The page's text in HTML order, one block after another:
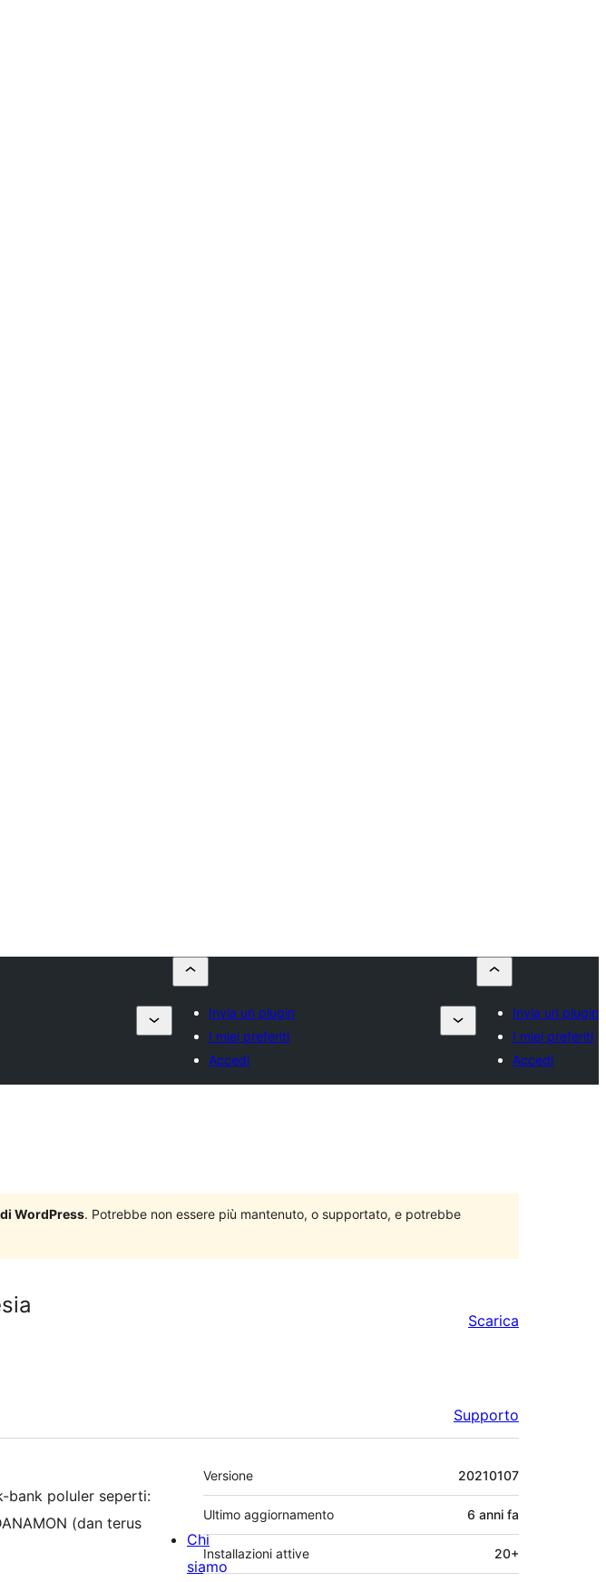
Invia un plugin
I miei preferiti
Accedi
Invia un plugin
I miei preferiti
Accedi
WordPress. Potrebbe non essere più mantenuto, o supportato, e potrebbe
Scarica
Supporto
bank poluler seperti:
(dan terus
Meta
Versione 20210107
Ultimo aggiornamento 6 anni fa
Installazioni attive 20+
Chi
siamo